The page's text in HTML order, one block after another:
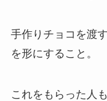
手作りチョコを渡
を形にすること。
これをもらった人